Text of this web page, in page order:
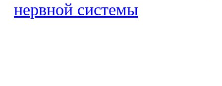
нервной системы